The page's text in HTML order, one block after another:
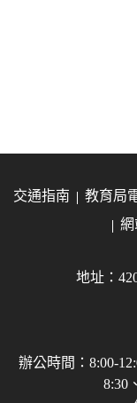
交通指南 教育局
網
地址：
辦公時間：8:00-
8:30